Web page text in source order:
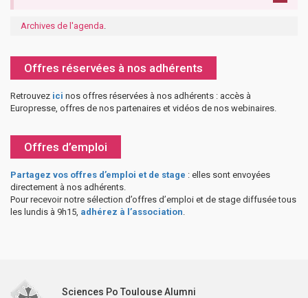
Archives de l'agenda
Offres réservées à nos adhérents
Retrouvez ici nos offres réservées à nos adhérents : accès à
Europresse, offres de nos partenaires et vidéos de nos webinaires.
Offres d’emploi
Partagez vos offres d’emploi et de stage : elles sont envoyées
directement à nos adhérents.
Pour recevoir notre sélection d’offres d’emploi et de stage diffusée tous
les lundis à 9h15, adhérez à l’association
Sciences Po Toulouse Alumni